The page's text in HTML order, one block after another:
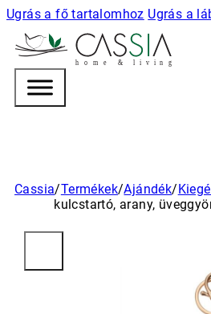
Ugrás a fő tartalomhoz Ugrás a
h o m e & l i v i n g
Cassia/Termékek/Ajándék/
kulcstartó, arany,